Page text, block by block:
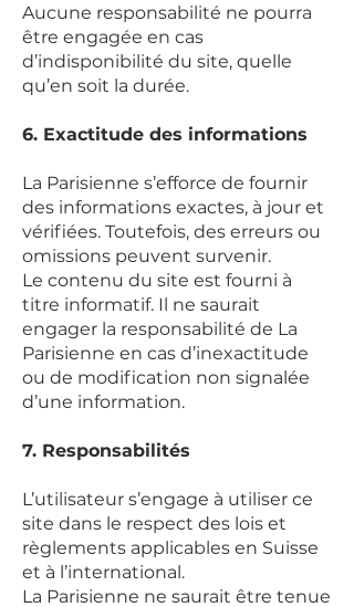
Aucune responsabilité ne pourra
être engagée en cas
d’indisponibilité du site, quelle
qu’en soit la durée.
6. Exactitude des informations
La Parisienne s’efforce de fournir
des informations exactes, à jour et
vérifiées. Toutefois, des erreurs ou
omissions peuvent survenir.
Le contenu du site est fourni à
titre informatif. Il ne saurait
engager la responsabilité de La
Parisienne en cas d’inexactitude
ou de modification non signalée
d’une information.
7. Responsabilités
L’utilisateur s’engage à utiliser ce
site dans le respect des lois et
règlements applicables en Suisse
et à l’international.
La Parisienne ne saurait être tenue